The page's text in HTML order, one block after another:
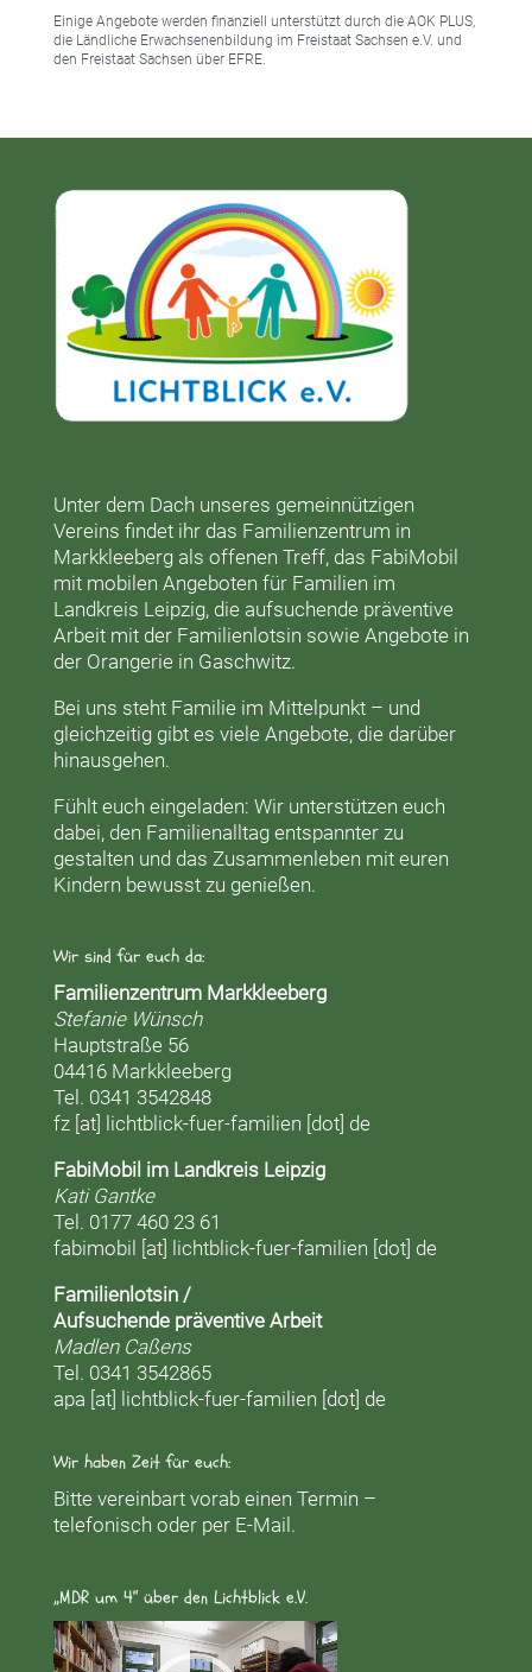
Einige Angebote werden finanziell unterstützt durch die AOK PLUS,
die Ländliche Erwachsenenbildung im Freistaat Sachsen e.V. und
den Freistaat Sachsen über EFRE.
Unter dem Dach unseres gemeinnützigen
Vereins findet ihr das Familienzentrum in
Markkleebergals offenen Treff, das FabiMobil
mit mobilen Angeboten für Familien im
Landkreis Leipzig, die aufsuchende präventive
Arbeit mit der Familienlotsin sowie Angebote in
der Orangeriein Gaschwitz.
Bei uns steht Familie im Mittelpunkt – und
gleichzeitig gibt es viele Angebote, die darüber
hinausgehen.
Fühlt euch eingeladen: Wir unterstützen euch
dabei, den Familienalltag entspannter zu
gestalten und das Zusammenleben mit euren
Kindern bewusst zu genießen.
Wir sind für euch da:
Familienzentrum Markkleeberg
Stefanie Wünsch
Hauptstraße 56
04416 Markkleeberg
Tel. 0341 3542848
fz [at] lichtblick-fuer-familien [dot] de
FabiMobil im Landkreis Leipzig
Kati Gantke
Tel. 0177 460 23 61
fabimobil [at] lichtblick-fuer-familien [dot] de
Familienlotsin /
Aufsuchende präventive Arbeit
Madlen Caßens
Tel. 0341 3542865
apa [at] lichtblick-fuer-familien [dot] de
Wir haben Zeit für euch:
Bitte vereinbart vorab einen Termin –
telefonisch oder per E-Mail.
„MDR um 4“ über den Lichtblick e.V.
Video-
Player